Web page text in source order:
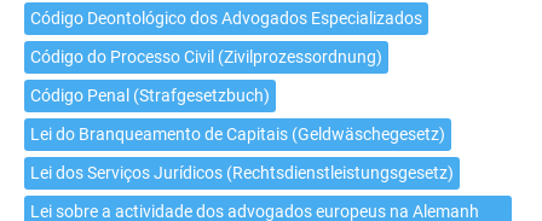
Código Deontológico dos Advogados Especializados
Código do Processo Civil (Zivilprozessordnung)
Código Penal (Strafgesetzbuch)
Lei do Branqueamento de Capitais (Geldwäschegesetz)
Lei dos Serviços Jurídicos (Rechtsdienstleistungsgesetz)
Lei sobre a actividade dos advogados europeus na Alemanh